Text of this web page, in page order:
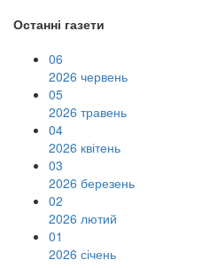
Останні газети
06
2026 червень
05
2026 травень
04
2026 квітень
03
2026 березень
02
2026 лютий
01
2026 січень